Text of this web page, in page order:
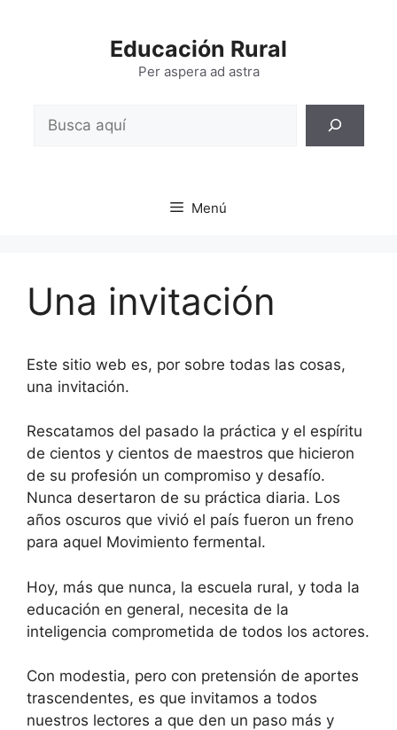
Educación Rural
Per aspera ad astra
Menú
Una invitación
Este sitio web es, por sobre todas las cosas,
una invitación.
Rescatamos del pasado la práctica y el espíritu
de cientos y cientos de maestros que hicieron
de su profesión un compromiso y desafío.
Nunca desertaron de su práctica diaria. Los
años oscuros que vivió el país fueron un freno
para aquel Movimiento fermental.
Hoy, más que nunca, la escuela rural, y toda la
educación en general, necesita de la
inteligencia comprometida de todos los actores.
Con modestia, pero con pretensión de aportes
trascendentes, es que invitamos a todos
nuestros lectores a que den un paso más y